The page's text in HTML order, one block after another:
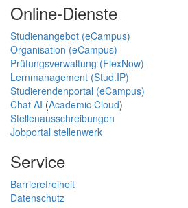
Online-Dienste
Studienangebot (eCampus)
Organisation (eCampus)
Prüfungsverwaltung (FlexNow)
Lernmanagement (Stud.IP)
Studierendenportal (eCampus)
Chat AI (Academic Cloud)
Stellenausschreibungen
Jobportal stellenwerk
Service
Barrierefreiheit
Datenschutz